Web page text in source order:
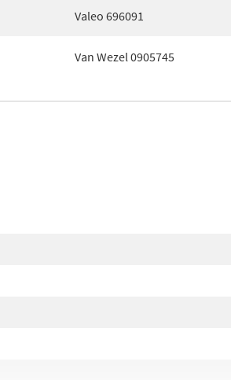
Valeo 696091
Van Wezel 0905745